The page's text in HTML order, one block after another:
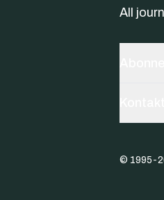
All
© 1995-